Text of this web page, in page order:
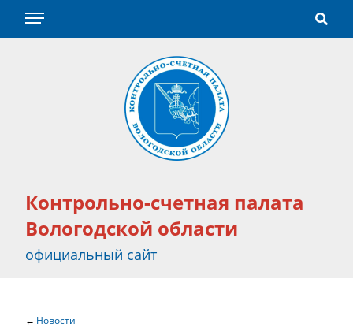
Контрольно-счетная палата
Вологодской области
официальный сайт
Новости